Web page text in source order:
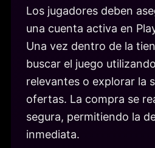
Los jugadores deben
una cuenta activa en
Una vez dentro de la
buscar el juego
relevantes o explorar la
ofertas. La compra se
segura, permitiendo la
inmediata.